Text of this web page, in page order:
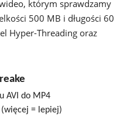
którym sprawdzamy
500 MB i długości 60
Hyper-Threading oraz
AVI do MP4
(więcej = lepiej)